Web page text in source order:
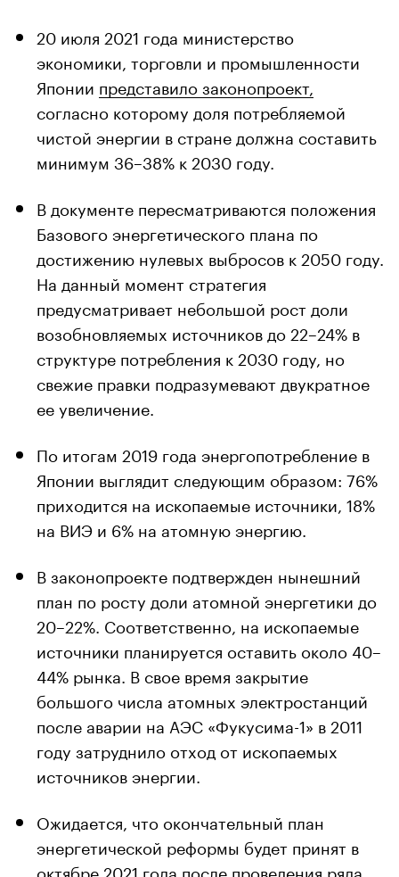
20 июля 2021 года министерство
экономики, торговли и промышленности
Японии представило законопроект,
согласно которому доля потребляемой
чистой энергии в стране должна составить
минимум 36–38% к 2030 году.
В документе пересматриваются положения
Базового энергетического плана по
достижению нулевых выбросов к 2050 году.
На данный момент стратегия
предусматривает небольшой рост доли
возобновляемых источников до 22–24% в
структуре потребления к 2030 году, но
свежие правки подразумевают двукратное
ее увеличение.
По итогам 2019 года энергопотребление в
Японии выглядит следующим образом: 76%
приходится на ископаемые источники, 18%
на ВИЭ и 6% на атомную энергию.
В законопроекте подтвержден нынешний
план по росту доли атомной энергетики до
20–22%. Соответственно, на ископаемые
источники планируется оставить около 40–
44% рынка. В свое время закрытие
большого числа атомных электростанций
после аварии на АЭС «Фукусима-1» в 2011
году затруднило отход от ископаемых
источников энергии.
Ожидается, что окончательный план
энергетической реформы будет принят в
октябре 2021 года после проведения ряда